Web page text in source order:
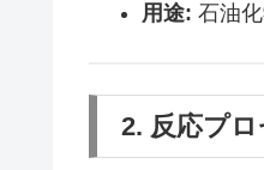
用途: 石油
2. 反応プ